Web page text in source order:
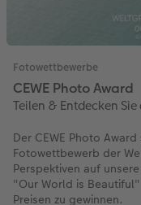
Fotowettbewerbe
CEWE Photo Award
Teilen & Entdecken
Der CEWE Photo
Fotowettbewerb der
Perspektiven auf
"Our World is
Preisen zu gewinnen.